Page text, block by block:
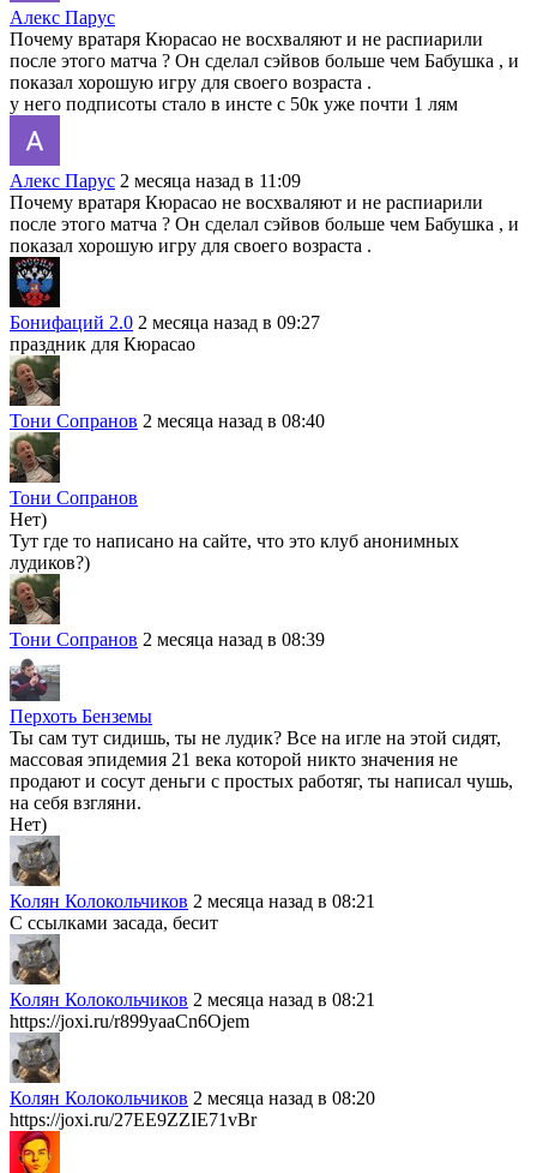
Алекс Парус
Почему вратаря Кюрасао не восхваляют и не распиарили
после этого матча ? Он сделал сэйвов больше чем Бабушка , и
показал хорошую игру для своего возраста .
у него подписоты стало в инсте с 50к уже почти 1 лям
Алекс Парус 2 месяца назад в 11:09
Почему вратаря Кюрасао не восхваляют и не распиарили
после этого матча ? Он сделал сэйвов больше чем Бабушка , и
показал хорошую игру для своего возраста .
Бонифаций 2.0 2 месяца назад в 09:27
праздник для Кюрасао
Тони Сопранов 2 месяца назад в 08:40
Тони Сопранов
Нет)
Тут где то написано на сайте, что это клуб анонимных
лудиков?)
Тони Сопранов 2 месяца назад в 08:39
Перхоть Бенземы
Ты сам тут сидишь, ты не лудик? Все на игле на этой сидят,
массовая эпидемия 21 века которой никто значения не
продают и сосут деньги с простых работяг, ты написал чушь,
на себя взгляни.
Нет)
Колян Колокольчиков 2 месяца назад в 08:21
С ссылками засада, бесит
Колян Колокольчиков 2 месяца назад в 08:21
https://joxi.ru/r899yaaCn6Ojem
Колян Колокольчиков 2 месяца назад в 08:20
https://joxi.ru/27EE9ZZIE71vBr